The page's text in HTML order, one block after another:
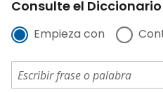
Consulte el
Empieza con